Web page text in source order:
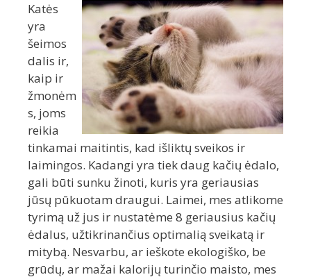
Katės
yra
šeimos
dalis ir,
kaip ir
žmonėm
s, joms
reikia
tinkamai maitintis, kad išliktų sveikos ir
laimingos. Kadangi yra tiek daug kačių ėdalo,
gali būti sunku žinoti, kuris yra geriausias
jūsų pūkuotam draugui. Laimei, mes atlikome
tyrimą už jus ir nustatėme 8 geriausius kačių
ėdalus, užtikrinančius optimalią sveikatą ir
mitybą. Nesvarbu, ar ieškote ekologiško, be
grūdų, ar mažai kalorijų turinčio maisto, mes